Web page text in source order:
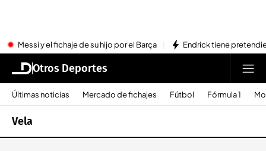
Messi y el fichaje de su hijo por el Barça Endrick tiene
Otros Deportes
Últimas noticias Mercado de fichajes Fútbol Fórmula 1
Vela